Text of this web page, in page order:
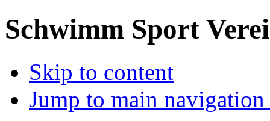
Schwimm Sport
Skip to content
Jump to main